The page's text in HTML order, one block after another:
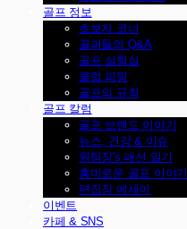
골프 정보
초보자 코너
골퍼들의 Q&A
골프 실험실
클럽 피팅
골프의 규칙
골프 칼럼
골프 브랜드 이야기
뉴스, 건강 & 이슈
원팀장's 패션 일기
흥미로운 골프 이야기
편집장 에세이
이벤트
카페 & SNS